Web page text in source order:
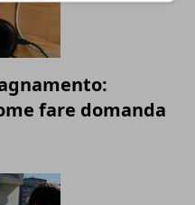
fare domanda